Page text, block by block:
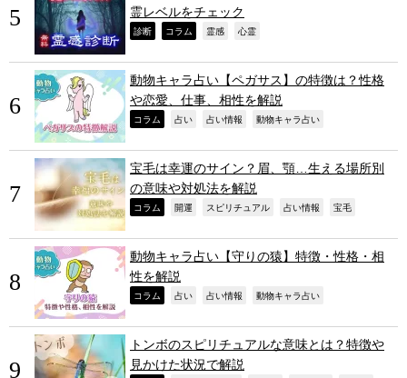
霊レベルをチェック
診断 コラム 霊感 心霊
動物キャラ占い【ペガサス】の特徴は？性格
や恋愛、仕事、相性を解説
コラム 占い 占い情報 動物キャラ占い
宝毛は幸運のサイン？眉、顎…生える場所別
の意味や対処法を解説
コラム 開運 スピリチュアル 占い情報 宝毛
動物キャラ占い【守りの猿】特徴・性格・相
性を解説
コラム 占い 占い情報 動物キャラ占い
トンボのスピリチュアルな意味とは？特徴や
見かけた状況で解説